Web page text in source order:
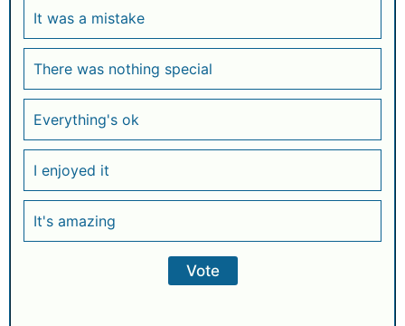
It was a mistake
There was nothing special
Everything's ok
I enjoyed it
It's amazing